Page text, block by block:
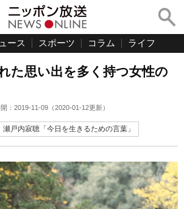
ース スポーツ コラム ライフ
た思い出を多く持つ女性の
： 2019-11-09 （2020-01-12更新）
瀬戸内寂聴「今日を生きるための言葉」